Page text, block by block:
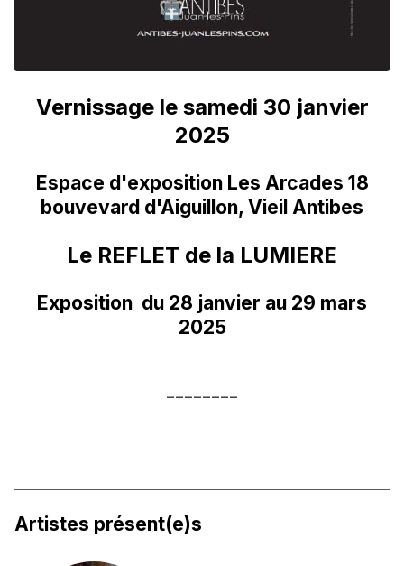
Vernissage le samedi 30 janvier
2025
Espace d'exposition Les Arcades 18
bouvevard d'Aiguillon, Vieil Antibes
Le REFLET de la LUMIERE
Exposition du 28 janvier au 29 mars
2025
Artistes présent(e)s